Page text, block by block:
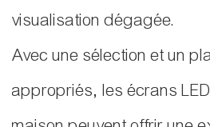
visualisation dégagée.
Avec une sélection et un
appropriés, les écrans